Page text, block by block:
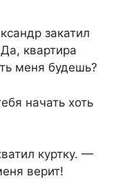
закатил
квартира
меня будешь?
начать хоть
куртку. —
верит!